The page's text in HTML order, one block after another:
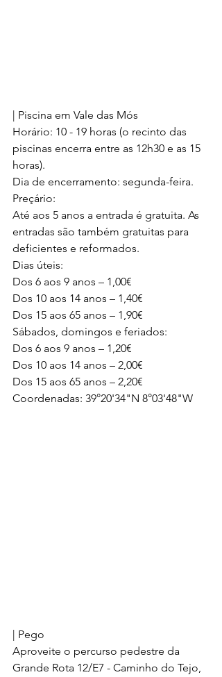
| Piscina em Vale das Mós
Horário: 10 - 19 horas (o recinto das
piscinas encerra entre as 12h30 e as 15
horas).
Dia de encerramento: segunda-feira.
Preçário:
Até aos 5 anos a entrada é gratuita. As
entradas são também gratuitas para
deficientes e reformados.
Dias úteis:
Dos 6 aos 9 anos – 1,00€
Dos 10 aos 14 anos – 1,40€
Dos 15 aos 65 anos – 1,90€
Sábados, domingos e feriados:
Dos 6 aos 9 anos – 1,20€
Dos 10 aos 14 anos – 2,00€
Dos 15 aos 65 anos – 2,20€
Coordenadas: 39°20'34"N 8°03'48"W
| Pego
Aproveite o percurso pedestre da
Grande Rota 12/E7 - Caminho do Tejo,